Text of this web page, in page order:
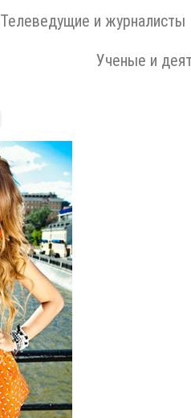
Телеведущие и журналисты
Ученые и